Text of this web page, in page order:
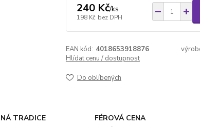
240 Kč/ks
198 Kč bez DPH
EAN kód: 4018653918876
Hlídat cenu / dostupnost
Do oblíbených
TRADICE
FÉROVÁ CENA